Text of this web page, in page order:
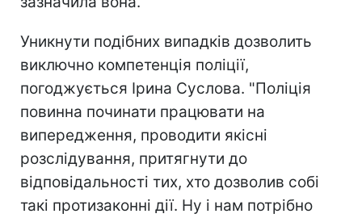
Уникнути подібних випадків дозволить
виключно компетенція поліції,
погоджується Ірина Суслова. "Поліція
повинна починати працювати на
випередження, проводити якісні
розслідування, притягнути до
відповідальності тих, хто дозволив собі
такі протизаконні дії. Ну і нам потрібно